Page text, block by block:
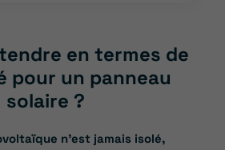
en termes de
pour un panneau
solaire ?
n’est jamais isolé,